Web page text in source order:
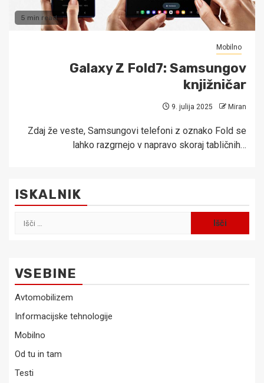
5 min read
Mobilno
Galaxy Z Fold7: Samsungov
knjižničar
9. julija 2025 Miran
Zdaj že veste, Samsungovi telefoni z oznako Fold se
lahko razgrnejo v napravo skoraj tabličnih…
ISKALNIK
Išči:
VSEBINE
Avtomobilizem
Informacijske tehnologije
Mobilno
Od tu in tam
Testi